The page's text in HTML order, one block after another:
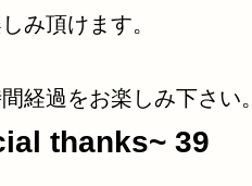
み頂けます。
経過をお楽しみ下さい。
thanks~ 39